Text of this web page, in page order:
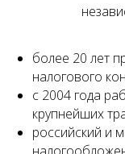
более 20 лет
налогового
с 2004 года
крупнейших
российский и